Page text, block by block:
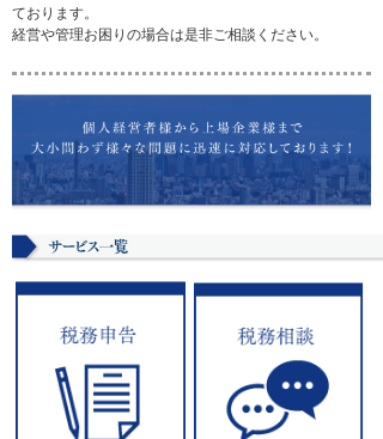
ております。
経営や管理お困りの場合は是非ご相談ください。